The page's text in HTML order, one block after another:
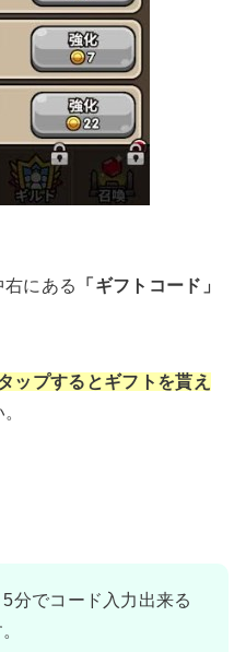
にある
「ギフトコード」
ップするとギフトを貰え
分でコード入力出来る